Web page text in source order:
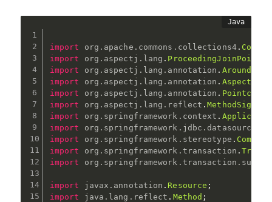
import org . apache . commons . collections4.
import
org . aspectj . lang . ProceedingJoinPoint
import
org . aspectj . lang . annotation . Around
import
org . aspectj . lang . annotation . Aspect
import
org . aspectj . lang . annotation . Pointcut
import
org . aspectj . lang . reflect .
import
org . springframework . context .
import
org . springframework . jdbc .datasource
import
org . springframework . stereotype .
import
org . springframework . transaction .
import
org . springframework . transaction .
import javax . annotation . Resource ;
import
java . lang . reflect . Method ;